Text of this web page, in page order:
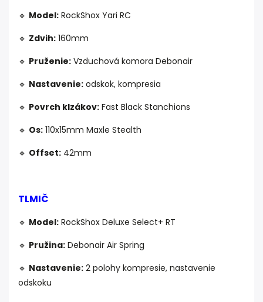
🔹 Model: RockShox Yari RC
🔹 Zdvih: 160mm
🔹 Pruženie: Vzduchová komora Debonair
🔹 Nastavenie: odskok, kompresia
🔹 Povrch klzákov: Fast Black Stanchions
🔹 Os: 110x15mm Maxle Stealth
🔹 Offset: 42mm
TLMIČ
🔹 Model: RockShox Deluxe Select+ RT
🔹 Pružina: Debonair Air Spring
🔹 Nastavenie: 2 polohy kompresie, nastavenie
odskoku